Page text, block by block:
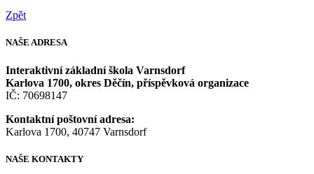
Zpět
NAŠE ADRESA
Interaktivní základní škola Varnsdorf
Karlova 1700, okres Děčín, příspěvková organizace
IČ: 70698147
Kontaktní poštovní adresa:
Karlova 1700, 40747 Varnsdorf
NAŠE KONTAKTY